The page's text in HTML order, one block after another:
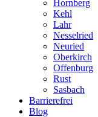
Hornberg
Kehl
Lahr
Nesselried
Neuried
Oberkirch
Offenburg
Rust
Sasbach
Barrierefrei
Blog